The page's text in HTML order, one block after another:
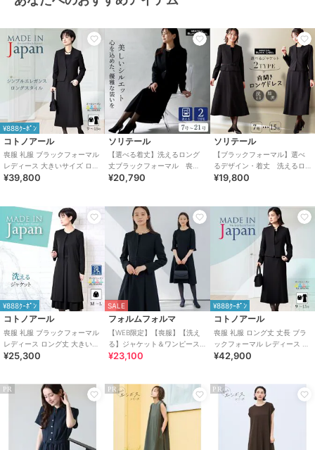
¥888ｸｰﾎﾟﾝ
コトノアール
喪服 礼服 ブラックフォーマル
レディース 大きいサイズ ロン
グ丈 丈長 夏物 夏用 洗える 日
¥39,800
ソリテール
【選べる着丈】洗えるロング
丈ブラックフォーマル 喪
服 礼服 卒業式 卒園式
¥20,790
ソリテール
【ブラックフォーマル】選べ
るデザイン・着丈 洗えるロ
ング丈ワンピースのアンサン
¥19,800
¥888ｸｰﾎﾟﾝ
コトノアール
喪服 礼服 ブラックフォーマル
レディース ロング丈 大きいサ
イズ 夏物 夏用 洗える 日本製
¥25,300
SALE
フォルムフォルマ
【WEB限定】【喪服】【洗え
る】ジャケット＆ワンピース/
ブラックフォーマル/七五三/オ
¥23,100
¥888ｸｰﾎﾟﾝ
コトノアール
喪服 礼服 ロング丈 丈長 ブラ
ックフォーマル レディース 大
きいサイズ 夏物 夏用 日本製
¥42,900
PR PR PR